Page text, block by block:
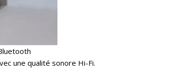
une qualité sonore Hi-Fi.